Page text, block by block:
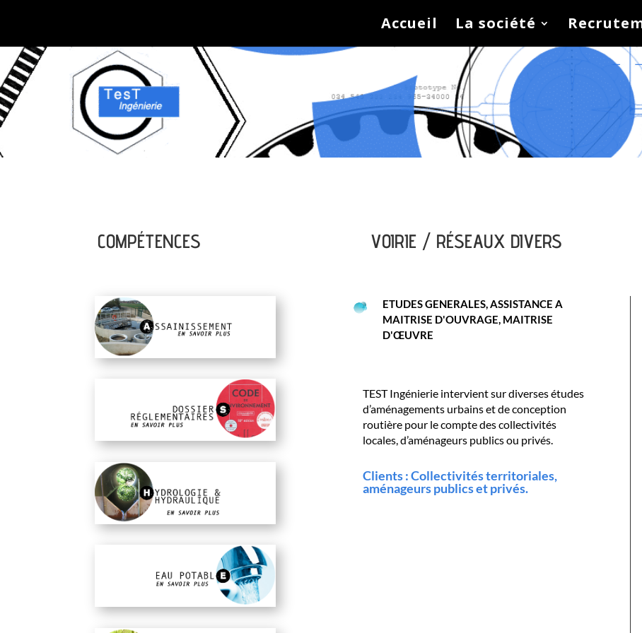
Accueil La société
COMPÉTENCES VOIRIE / RÉSEAUX DIVERS
ETUDES GENERALES, ASSISTANCE A
MAITRISE D'OUVRAGE, MAITRISE
D'ŒUVRE
TEST Ingénierie intervient sur diverses études
d’aménagements urbains et de conception
routière pour le compte des collectivités
locales, d’aménageurs publics ou privés.
Clients : Collectivités territoriales,
aménageurs publics et privés.